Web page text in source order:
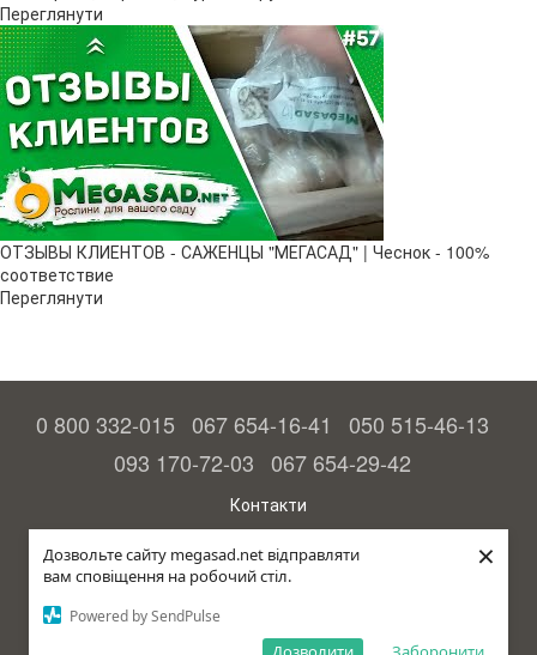
Дозвольте сайту megasad.net відправляти
вам сповіщення на робочий стіл.
Powered by SendPulse
×
Переглянути
ОТЗЫВЫ КЛИЕНТОВ - САЖЕНЦЫ "МЕГАСАД" | Чеснок - 100%
соответствие
Переглянути
0 800 332-015 067 654-16-41
050 515-46-13
093 170-72-03 067 654-29-42
Контакти
Повна версія сайту
© 2015—2026
Megasad – гарантія високого врожаю